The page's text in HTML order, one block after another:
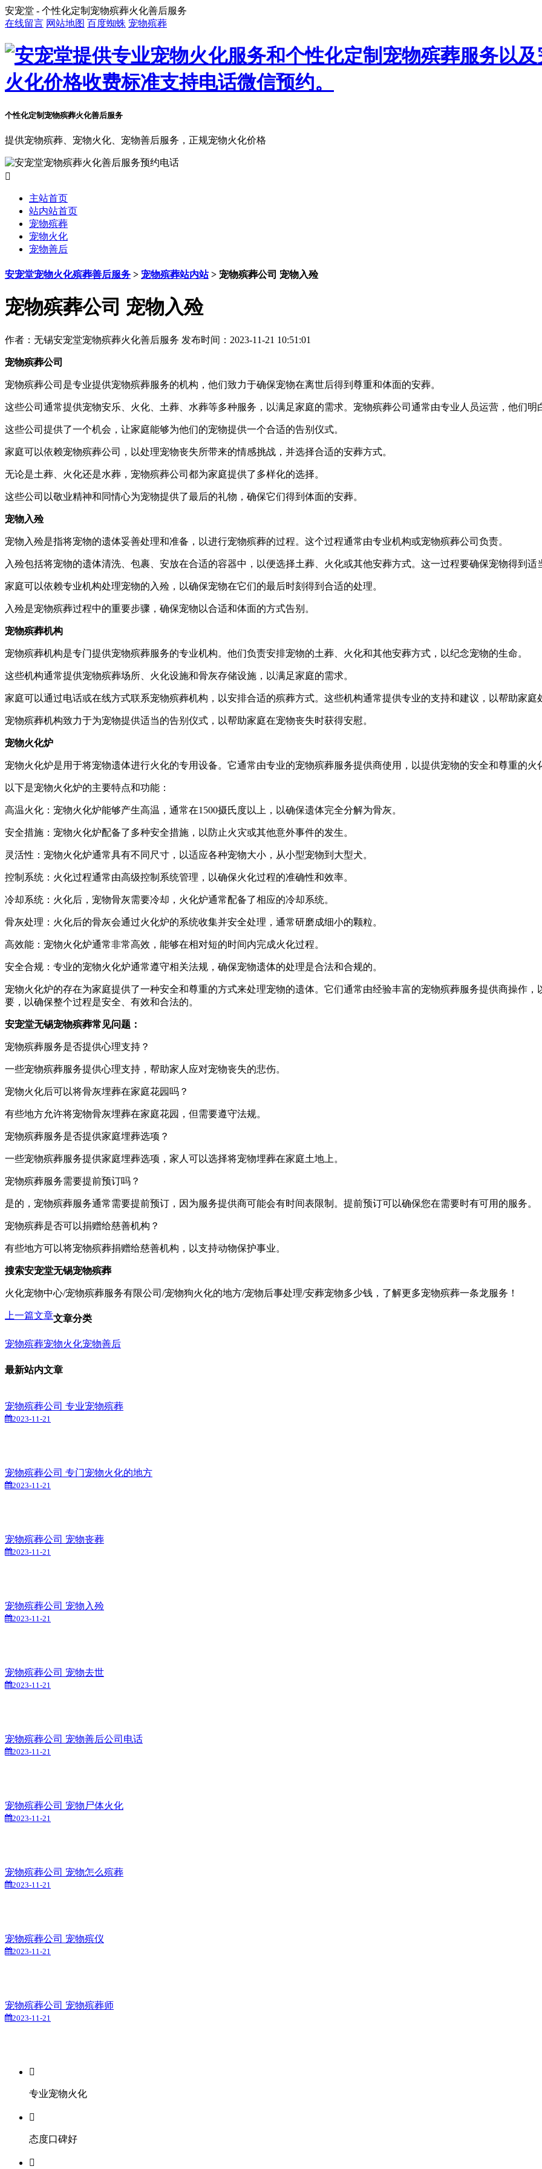
安宠堂 - 个性化定制宠物殡葬火化善后服务
在线留言 网站地图 百度蜘蛛 宠物殡葬
个性化定制宠物殡葬火化善后服务
提供宠物殡葬、宠物火化、宠物善后服务，正规宠物火化价格

主站首页
站内站首页
宠物殡葬
宠物火化
宠物善后
安宠堂宠物火化殡葬善后服务 > 宠物殡葬站内站 > 宠物殡葬公司 宠物入殓
宠物殡葬公司 宠物入殓
作者： 无锡安宠堂宠物殡葬火化善后服务 发布时间：2023-11-21 10:51:01
宠物殡葬公司
宠物殡葬公司是专业提供宠物殡葬服务的机构，他们致力于确保宠物在离世后得到尊重和体面的安葬。
这些公司通常提供宠物安乐、火化、土葬、水葬等多种服务，以满足家庭的需求。宠物殡葬公司通常由专业人员运营，他们明
这些公司提供了一个机会，让家庭能够为他们的宠物提供一个合适的告别仪式。
家庭可以依赖宠物殡葬公司，以处理宠物丧失所带来的情感挑战，并选择合适的安葬方式。
无论是土葬、火化还是水葬，宠物殡葬公司都为家庭提供了多样化的选择。
这些公司以敬业精神和同情心为宠物提供了最后的礼物，确保它们得到体面的安葬。
宠物入殓
宠物入殓是指将宠物的遗体妥善处理和准备，以进行宠物殡葬的过程。这个过程通常由专业机构或宠物殡葬公司负责。
入殓包括将宠物的遗体清洗、包裹、安放在合适的容器中，以便选择土葬、火化或其他安葬方式。这一过程要确保宠物得到适
家庭可以依赖专业机构处理宠物的入殓，以确保宠物在它们的最后时刻得到合适的处理。
入殓是宠物殡葬过程中的重要步骤，确保宠物以合适和体面的方式告别。
宠物殡葬机构
宠物殡葬机构是专门提供宠物殡葬服务的专业机构。他们负责安排宠物的土葬、火化和其他安葬方式，以纪念宠物的生命。
这些机构通常提供宠物殡葬场所、火化设施和骨灰存储设施，以满足家庭的需求。
家庭可以通过电话或在线方式联系宠物殡葬机构，以安排合适的殡葬方式。这些机构通常提供专业的支持和建议，以帮助家庭
宠物殡葬机构致力于为宠物提供适当的告别仪式，以帮助家庭在宠物丧失时获得安慰。
宠物火化炉
宠物火化炉是用于将宠物遗体进行火化的专用设备。它通常由专业的宠物殡葬服务提供商使用，以提供宠物的安全和尊重的火
以下是宠物火化炉的主要特点和功能：
高温火化：宠物火化炉能够产生高温，通常在1500摄氏度以上，以确保遗体完全分解为骨灰。
安全措施：宠物火化炉配备了多种安全措施，以防止火灾或其他意外事件的发生。
灵活性：宠物火化炉通常具有不同尺寸，以适应各种宠物大小，从小型宠物到大型犬。
控制系统：火化过程通常由高级控制系统管理，以确保火化过程的准确性和效率。
冷却系统：火化后，宠物骨灰需要冷却，火化炉通常配备了相应的冷却系统。
骨灰处理：火化后的骨灰会通过火化炉的系统收集并安全处理，通常研磨成细小的颗粒。
高效能：宠物火化炉通常非常高效，能够在相对短的时间内完成火化过程。
安全合规：专业的宠物火化炉通常遵守相关法规，确保宠物遗体的处理是合法和合规的。
宠物火化炉的存在为家庭提供了一种安全和尊重的方式来处理宠物的遗体。它们通常由经验丰富的宠物殡葬服务提供商操作
要，以确保整个过程是安全、有效和合法的。
安宠堂无锡宠物殡葬常见问题：
宠物殡葬服务是否提供心理支持？
一些宠物殡葬服务提供心理支持，帮助家人应对宠物丧失的悲伤。
宠物火化后可以将骨灰埋葬在家庭花园吗？
有些地方允许将宠物骨灰埋葬在家庭花园，但需要遵守法规。
宠物殡葬服务是否提供家庭埋葬选项？
一些宠物殡葬服务提供家庭埋葬选项，家人可以选择将宠物埋葬在家庭土地上。
宠物殡葬服务需要提前预订吗？
是的，宠物殡葬服务通常需要提前预订，因为服务提供商可能会有时间表限制。提前预订可以确保您在需要时有可用的服务。
宠物殡葬是否可以捐赠给慈善机构？
有些地方可以将宠物殡葬捐赠给慈善机构，以支持动物保护事业。
搜索安宠堂无锡宠物殡葬
火化宠物中心/宠物殡葬服务有限公司/宠物狗火化的地方/宠物后事处理/安葬宠物多少钱，了解更多宠物殡葬一条龙服务！
上一篇文章文章分类
宠物殡葬宠物火化宠物善后
最新站内文章
宠物殡葬公司 专业宠物殡葬
2023-11-21
宠物殡葬公司 专门宠物火化的地方
2023-11-21
宠物殡葬公司 宠物丧葬
2023-11-21
宠物殡葬公司 宠物入殓
2023-11-21
宠物殡葬公司 宠物去世
2023-11-21
宠物殡葬公司 宠物善后公司电话
2023-11-21
宠物殡葬公司 宠物尸体火化
2023-11-21
宠物殡葬公司 宠物怎么殡葬
2023-11-21
宠物殡葬公司 宠物殡仪
2023-11-21
宠物殡葬公司 宠物殡葬师
2023-11-21

专业宠物火化

态度口碑好
